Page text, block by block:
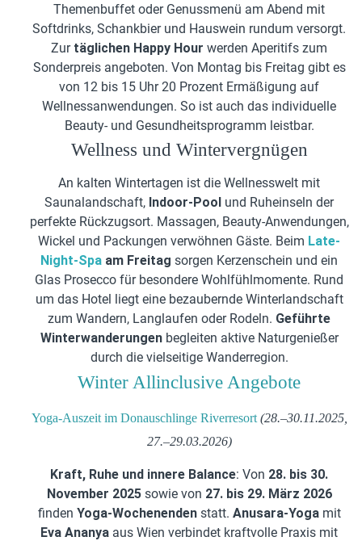
Themenbuffet oder Genussmenü am Abend mit
Softdrinks, Schankbier und Hauswein rundum versorgt.
Zur täglichen Happy Hour werden Aperitifs zum
Sonderpreis angeboten. Von Montag bis Freitag gibt es
von 12 bis 15 Uhr 20 Prozent Ermäßigung auf
Wellnessanwendungen. So ist auch das individuelle
Beauty- und Gesundheitsprogramm leistbar.
Wellness und Wintervergnügen
An kalten Wintertagen ist die Wellnesswelt mit
Saunalandschaft, Indoor-Pool und Ruheinseln der
perfekte Rückzugsort. Massagen, Beauty-Anwendungen,
Wickel und Packungen verwöhnen Gäste. Beim Late-
Night-Spa am Freitag sorgen Kerzenschein und ein
Glas Prosecco für besondere Wohlfühlmomente. Rund
um das Hotel liegt eine bezaubernde Winterlandschaft
zum Wandern, Langlaufen oder Rodeln. Geführte
Winterwanderungenbegleiten aktive Naturgenießer
durch die vielseitige Wanderregion.
Winter Allinclusive Angebote
Yoga-Auszeit im Donauschlinge Riverresort (28.–30.11.2025,
27.–29.03.2026)
Kraft, Ruhe und innere Balance: Von 28. bis 30.
November 2025sowie von 27. bis 29. März 2026
finden Yoga-Wochenendenstatt. Anusara-Yogamit
Eva Ananya aus Wien verbindet kraftvolle Praxis mit